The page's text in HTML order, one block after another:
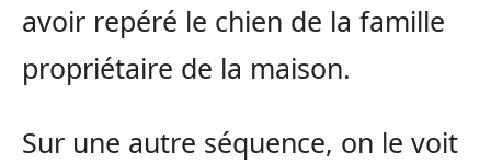
avoir repéré le chien de la famille
propriétaire de la maison.
Sur une autre séquence, on le voit